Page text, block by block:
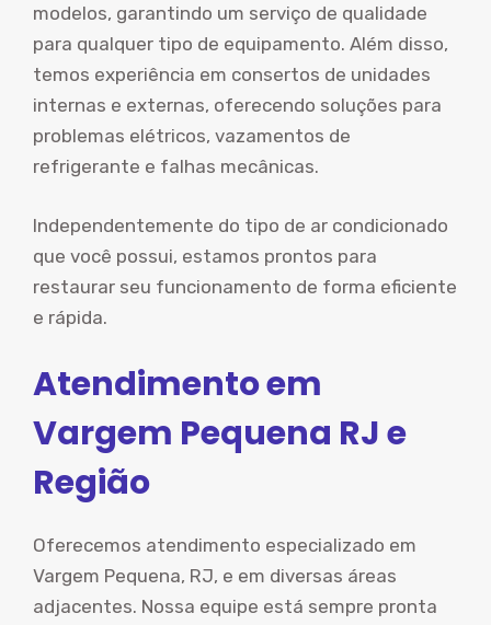
modelos, garantindo um serviço de qualidade
para qualquer tipo de equipamento. Além disso,
temos experiência em consertos de unidades
internas e externas, oferecendo soluções para
problemas elétricos, vazamentos de
refrigerante e falhas mecânicas.
Independentemente do tipo de ar condicionado
que você possui, estamos prontos para
restaurar seu funcionamento de forma eficiente
e rápida.
Atendimento em
Vargem Pequena RJ e
Região
Oferecemos atendimento especializado em
Vargem Pequena, RJ, e em diversas áreas
adjacentes. Nossa equipe está sempre pronta